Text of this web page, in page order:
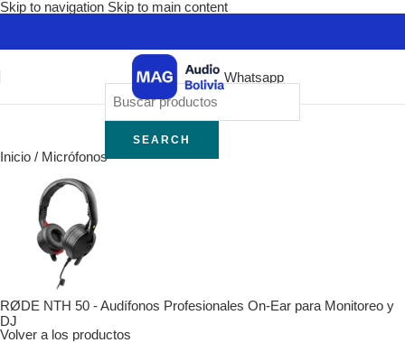
Skip to navigation Skip to main content
Whatsapp
SEARCH
Inicio / Micrófonos
RØDE NTH 50 - Audífonos Profesionales On-Ear para Monitoreo y
DJ
Volver a los productos